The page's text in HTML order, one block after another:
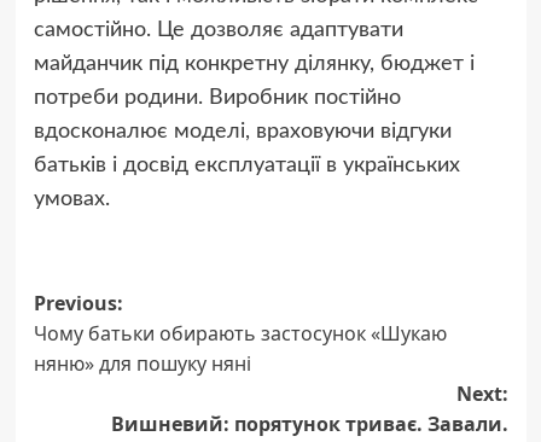
самостійно. Це дозволяє адаптувати
майданчик під конкретну ділянку, бюджет і
потреби родини. Виробник постійно
вдосконалює моделі, враховуючи відгуки
батьків і досвід експлуатації в українських
умовах.
Post
navigation
Previous:
Чому батьки обирають застосунок «Шукаю
няню» для пошуку няні
Next:
Вишневий: порятунок триває. Завали.